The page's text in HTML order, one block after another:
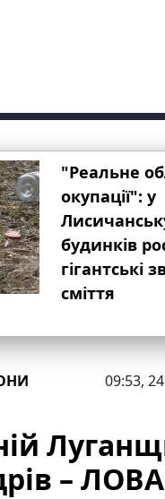
"Реальне
окупації": у
будинків
гігантські
сміття
09:53,
– ЛОВА